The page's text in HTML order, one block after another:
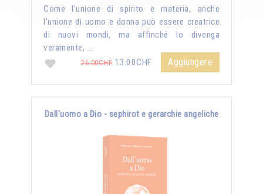
Come l'unione di spirito e materia, anche
l'unione di uomo e donna può essere creatrice
di nuovi mondi, ma affinché lo divenga
veramente, …
26.00CHF 13.00CHF Aggiungere
Dall'uomo a Dio - sephirot e gerarchie angeliche